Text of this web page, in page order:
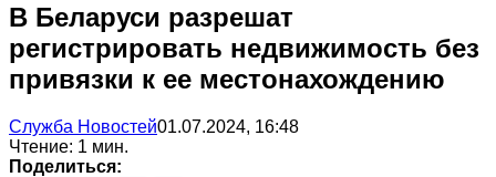
В Беларуси разрешат
регистрировать недвижимость без
привязки к ее местонахождению
Служба Новостей01.07.2024, 16:48
Чтение: 1 мин.
Поделиться: